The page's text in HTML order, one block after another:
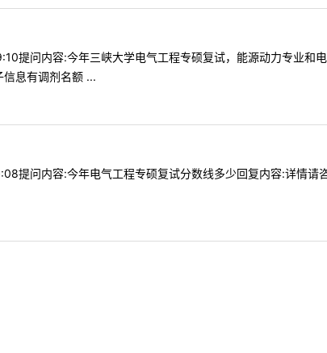
问内容:今年三峡大学电气工程专硕复试，能源动力专业和
息有调剂名额 ...
问内容:今年电气工程专硕复试分数线多少回复内容:详情请